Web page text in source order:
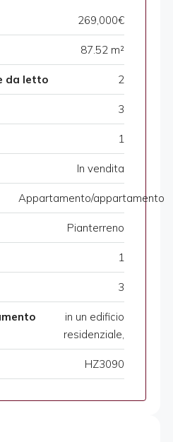
269,000€
87.52 m²
da letto 2
3
1
In vendita
Appartamento/appartamento
Pianterreno
1
3
in un edificio
residenziale,
HZ3090